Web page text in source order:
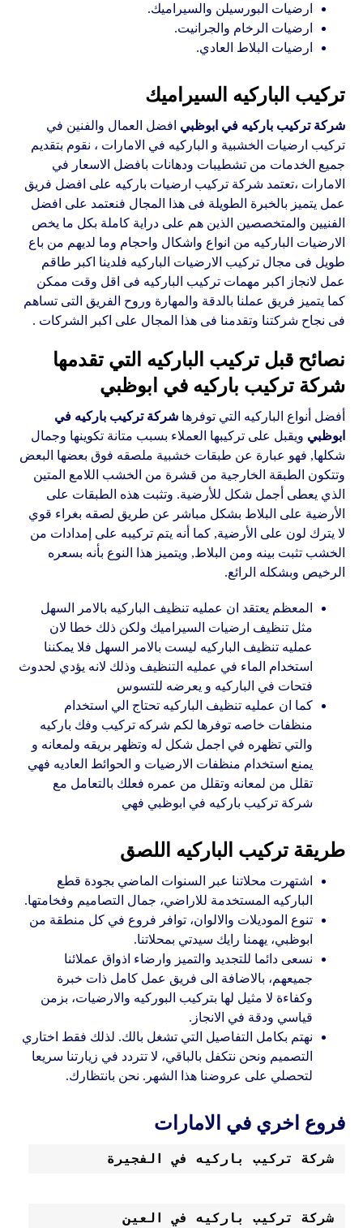
ارضيات البورسيلن والسيراميك.
ارضيات الرخام والجرانيت.
ارضيات البلاط العادي.
تركيب الباركيه السيراميك
شركة تركيب باركيه في ابوظبي افضل العمال والفنين في
تركيب ارضيات الخشبية و الباركيه في الامارات ، نقوم بتقديم
جميع الخدمات من تشطيبات ودهانات بافضل الاسعار في
الامارات ،تعتمد شركة تركيب ارضيات باركيه على افضل فريق
عمل يتميز بالخبرة الطويلة فى هذا المجال فنعتمد على افضل
الفنيين والمتخصصين الذين هم على دراية كاملة بكل ما يخص
الارضيات الباركيه من انواع واشكال واحجام وما لديهم من باع
طويل فى مجال تركيب الارضيات الباركيه فلدينا اكبر طاقم
عمل لانجاز اكبر مهمات تركيب الباركيه فى اقل وقت ممكن
كما يتميز فريق عملنا بالدقة والمهارة وروح الفريق التى تساهم
فى نجاح شركتنا وتقدمنا فى هذا المجال على اكبر الشركات .
نصائح قبل تركيب الباركيه التي تقدمها
شركة تركيب باركيه في ابوظبي
أفضل أنواع الباركيه التي توفرهاشركة تركيب باركيه في
ابوظبي ويقبل على تركيبها العملاء بسبب متانة تكوينها وجمال
شكلها, فهو عبارة عن طبقات خشبية ملصقه فوق بعضها البعض
وتتكون الطبقة الخارجية من قشرة من الخشب اللامع المتين
الذي يعطى أجمل شكل للأرضية. وتثبت هذه الطبقات على
الأرضية على البلاط بشكل مباشر عن طريق لصقه بغراء قوي
لا يترك لون على الأرضية, كما أنه يتم تركيبه على إمدادات من
الخشب تثبت بينه ومن البلاط, ويتميز هذا النوع بأنه بسعره
الرخيص وبشكله الرائع.
المعظم يعتقد ان عمليه تنظيف الباركيه بالامر السهل
مثل تنظيف ارضيات السيراميك ولكن ذلك خطا لان
عمليه تنظيف الباركيه ليست بالامر السهل فلا يمكننا
استخدام الماء في عمليه التنظيف وذلك لانه يؤدي لحدوث
فتحات في الباركيه و يعرضه للتسوس
كما ان عمليه تنظيف الباركيه تحتاج الي استخدام
منظفات خاصه توفرها لكم شركه تركيب وفك باركيه
والتي تظهره في اجمل شكل له وتظهر بريقه ولمعانه و
يمنع استخدام منظفات الارضيات و الحوائط العاديه فهي
تقلل من لمعانه وتقلل من عمره فعلك بالتعامل مع
شركة تركيب باركيه في ابوظبي فهي
طريقة تركيب الباركيه اللصق
اشتهرت محلاتنا عبر السنوات الماضي بجودة قطع
الباركيه المستخدمة للاراضي، جمال التصاميم وفخامتها.
تنوع الموديلات والالوان، توافر فروع في كل منطقة من
ابوظبي، يهمنا رايك سيدتي بمحلاتنا.
نسعى دائما للتجديد والتميز وارضاء اذواق عملائنا
جميعهم، بالاضافة الى فريق عمل كامل ذات خبرة
وكفاءة لا مثيل لها بتركيب البوركيه والارضيات، بزمن
قياسي ودقة في الانجاز.
نهتم بكامل التفاصيل التي تشغل بالك. لذلك فقط اختاري
التصميم ونحن نتكفل بالباقي، لا تتردد في زيارتنا سريعا
لتحصلي على عروضنا هذا الشهر. نحن بانتظارك.
فروع اخري في الامارات
شركة تركيب باركيه في الفجيرة
شركة تركيب باركيه في العين